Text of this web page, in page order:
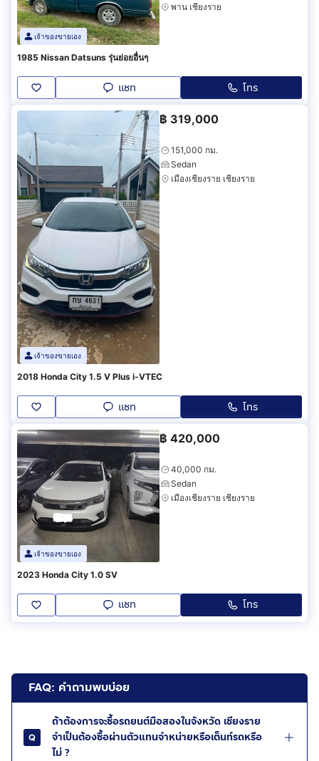
เจ้าของขายเอง
พาน เชียงราย
1985 Nissan Datsuns รุ่นย่อยอื่นๆ
แชท โทร
เจ้าของขายเอง
฿ 319,000
151,000 กม.
Sedan
เมืองเชียงราย เชียงราย
2018 Honda City 1.5 V Plus i-VTEC
แชท โทร
เจ้าของขายเอง
฿ 420,000
40,000 กม.
Sedan
เมืองเชียงราย เชียงราย
2023 Honda City 1.0 SV
แชท โทร
FAQ: คำถามพบบ่อย
ถ้าต้องการจะซื้อรถยนต์มือสองในจังหวัด เชียงราย
จำเป็นต้องซื้อผ่านตัวแทนจำหน่ายหรือเต็นท์รถหรือ
ไม่ ?